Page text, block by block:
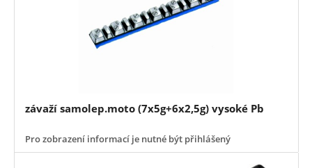
závaží samolep.moto (7x5g+6x2,5g) vysoké Pb
Pro zobrazení informací je nutné být přihlášený